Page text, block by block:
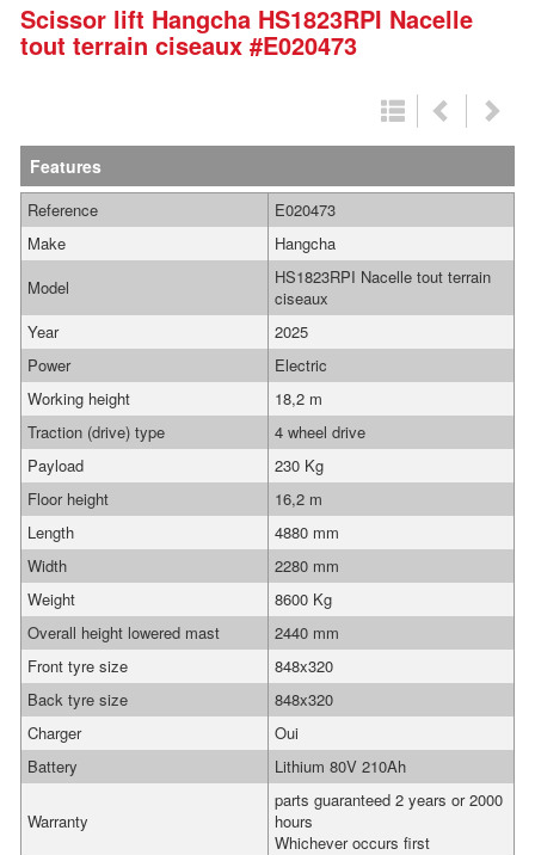
Scissor lift Hangcha HS1823RPI Nacelle
tout terrain ciseaux #E020473
Features
Reference
E020473
Make
Hangcha
Model
HS1823RPI Nacelle tout terrain
ciseaux
Year
2025
Power
Electric
Working height
18,2 m
Traction (drive) type
4 wheel drive
Payload
230 Kg
Floor height
16,2 m
Length
4880 mm
Width
2280 mm
Weight
8600 Kg
Overall height lowered mast
2440 mm
Front tyre size
848x320
Back tyre size
848x320
Charger
Oui
Battery
Lithium 80V 210Ah
Warranty
parts guaranteed 2 years or 2000
hours
Whichever occurs first